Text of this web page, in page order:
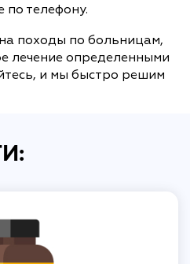
телефону.
походы по больницам,
лечение определенными
и мы быстро решим